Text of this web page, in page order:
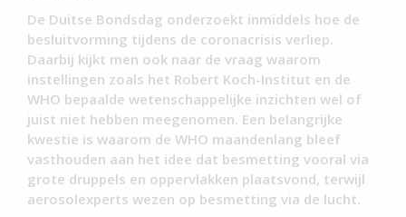
De Duitse Bondsdag onderzoekt inmiddels hoe de
besluitvorming tijdens de coronacrisis verliep.
Daarbij kijkt men ook naar de vraag waarom
instellingen zoals het Robert Koch-Institut en de
WHO bepaalde wetenschappelijke inzichten wel of
juist niet hebben meegenomen. Een belangrijke
kwestie is waarom de WHO maandenlang bleef
vasthouden aan het idee dat besmetting vooral via
grote druppels en oppervlakken plaatsvond, terwijl
aerosolexperts wezen op besmetting via de lucht.